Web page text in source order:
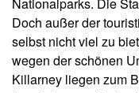
Nationalparks. Die
Doch außer der
selbst nicht viel zu
wegen der schönen
Killarney liegen zum